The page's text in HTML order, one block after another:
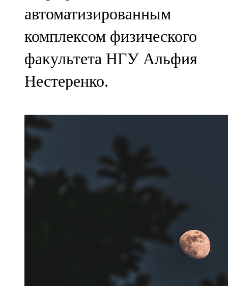
автоматизированным
комплексом физического
факультета НГУ Альфия
Нестеренко.